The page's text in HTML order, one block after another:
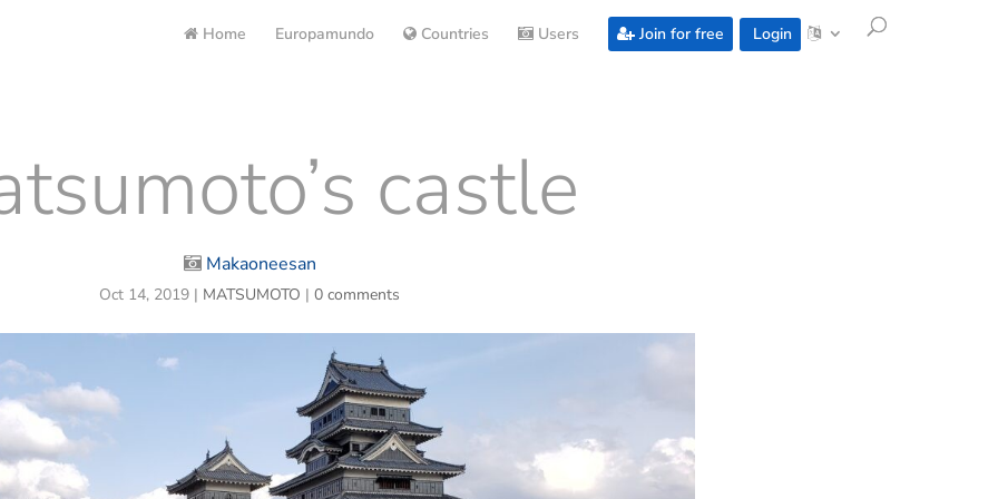
Home Europamundo Countries Users Join for free Login
castle
Makaoneesan
Oct 14, 2019 | MATSUMOTO | 0 comments